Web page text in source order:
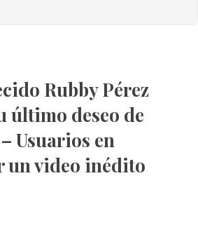
Rubby Pérez
último deseo de
Usuarios en
un video inédito